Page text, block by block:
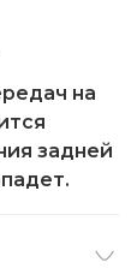
на
задней